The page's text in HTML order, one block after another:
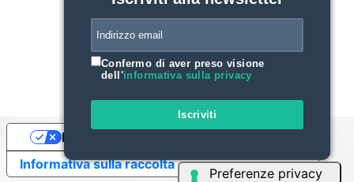
Confermo di aver preso visione
dell'informativa sulla privacy
Iscriviti
Informativa sulla raccolta
Le tue preferenze relative alla privacy